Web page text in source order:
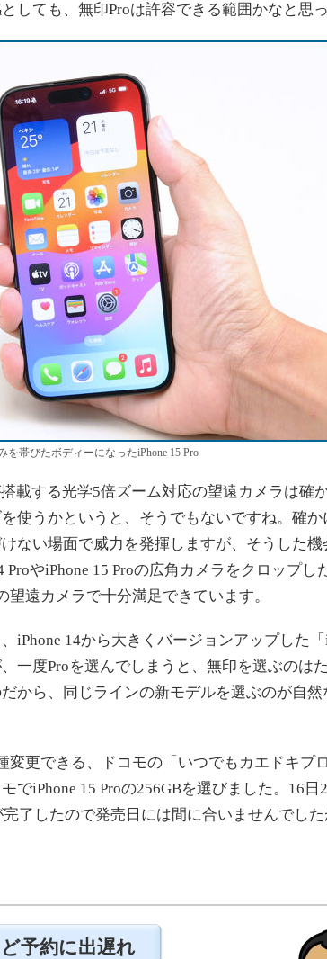
しても、無印Proは許容できる範囲かなと思っ
を帯びたボディーになったiPhone 15 Pro
載する光学5倍ズーム対応の望遠カメラは確
使うかというと、そうでもないですね。確
ない場面で威力を発揮しますが、そうした機
ProやiPhone 15 Proの広角カメラをクロップし
望遠カメラで十分満足できています。
14から大きくバージョンアップした「
一度Proを選んでしまうと、無印を選ぶのは
から、同じラインの新モデルを選ぶのが自然
更できる、ドコモの「いつでもカエドキプロ
でiPhone 15 Proの256GBを選びました。16日
了したので発売日には間に合いませんでした
予約に出遅れ